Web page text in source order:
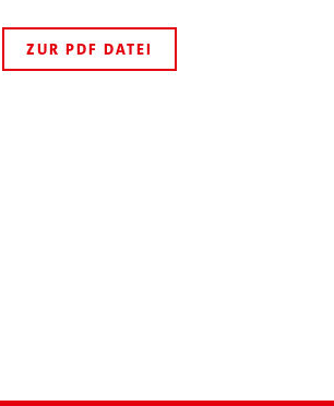
ZUR PDF DATEI